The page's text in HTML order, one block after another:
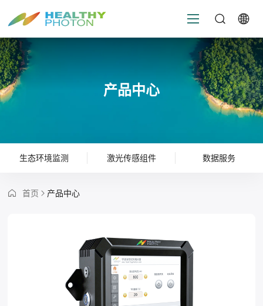
产品中心
生态环境监测 激光传感组件 数据服务
首页 产品中心